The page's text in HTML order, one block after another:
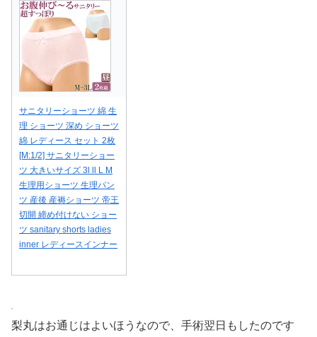
サニタリーショーツ 綿 生
理 ショーツ 深め ショーツ
綿 レディース セット 2枚
[M:1/2] サニタリーショー
ツ 大きいサイズ 3l ll L M
生理用ショーツ 生理パン
ツ 産後 産褥ショーツ 帝王
切開 締め付けない ショー
ツ sanitary shorts ladies
inner レディースインナー
梨丸はお通じはよいほうなので、手術翌日もしたのです